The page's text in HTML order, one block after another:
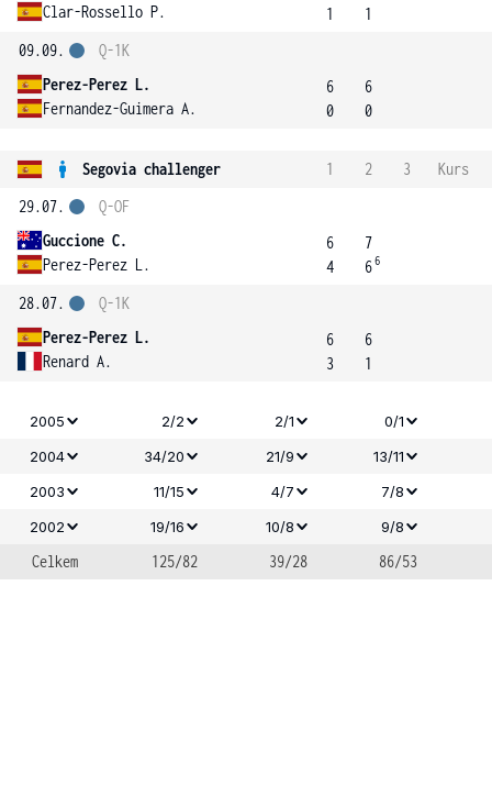
Clar-Rossello P.
1
1
09.09.
Perez-Perez L.
Fernandez-Guimera A.
Q-1K
6
0
6
0
Segovia challenger 1 2 3
Kurs
29.07.
Guccione C.
Perez-Perez L.
Q-OF
6
4
7
66
28.07.
Perez-Perez L.
Renard A.
Q-1K
6
3
6
1
2005 2/2 2/1
0/1
2004
34/20 21/9
13/11
2003
11/15 4/7
7/8
2002
19/16 10/8 9/8
Celkem 125/82 39/28 86/53